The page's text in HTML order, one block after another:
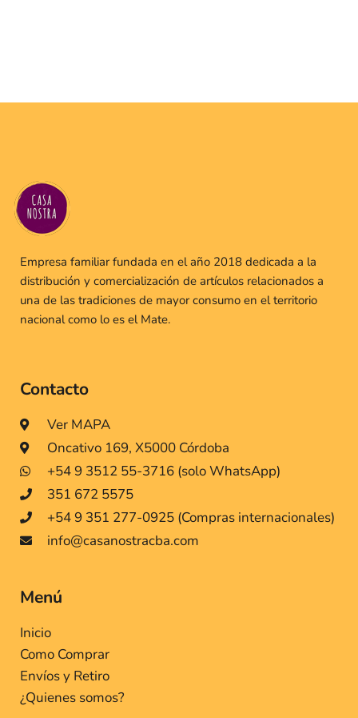
Empresa familiar fundada en el año 2018 dedicada a la
distribución y comercialización de artículos relacionados a
una de las tradiciones de mayor consumo en el territorio
nacional como lo es el Mate.
Contacto
Ver MAPA
Oncativo 169, X5000 Córdoba
+54 9 3512 55-3716 (solo WhatsApp)
351 672 5575
+54 9 351 277-0925 (Compras internacionales)
info@casanostracba.com
Menú
Inicio
Como Comprar
Envíos y Retiro
¿Quienes somos?